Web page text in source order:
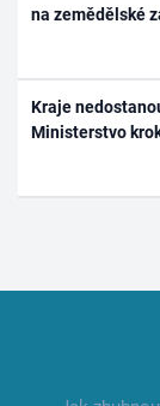
na zemědělské
Kraje
Ministerstvo